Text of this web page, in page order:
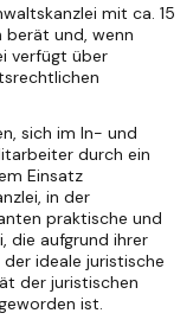
mit ca. 15
berät und, wenn
verfügt über
sich im In- und
durch ein
Einsatz
in der
praktische und
die aufgrund ihrer
ideale juristische
der juristischen
ist.